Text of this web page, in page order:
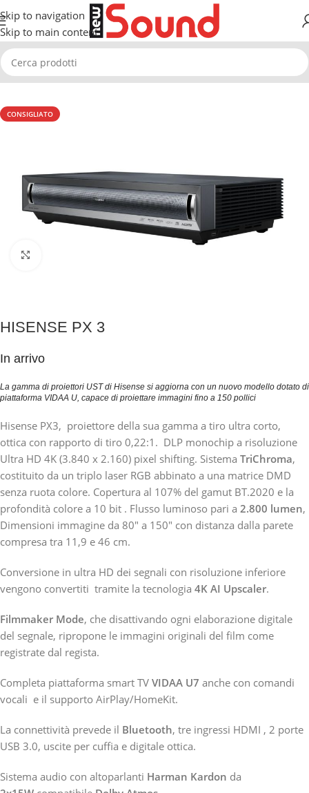
Skip to navigation
Skip to main content
Home Video Proiettori video
CONSIGLIATO
HISENSE PX 3
In arrivo
La gamma di proiettori UST di Hisense si aggiorna con un nuovo modello dotato di
piattaforma VIDAA U, capace di proiettare immagini fino a 150 pollici
Hisense PX3, proiettore della sua gamma a tiro ultra corto,
ottica con rapporto di tiro 0,22:1. DLP monochip a risoluzione
Ultra HD 4K (3.840 x 2.160) pixel shifting. Sistema TriChroma,
costituito da un triplo laser RGB abbinato a una matrice DMD
senza ruota colore. Copertura al 107% del gamut BT.2020 e la
profondità colore a 10 bit . Flusso luminoso pari a 2.800 lumen,
Dimensioni immagine da 80″ a 150″ con distanza dalla parete
compresa tra 11,9 e 46 cm.
Conversione in ultra HD dei segnali con risoluzione inferiore
vengono convertiti tramite la tecnologia 4K AI Upscaler.
Filmmaker Mode, che disattivando ogni elaborazione digitale
del segnale, ripropone le immagini originali del film come
registrate dal regista.
Completa piattaforma smart TV VIDAA U7 anche con comandi
vocali e il supporto AirPlay/HomeKit.
La connettività prevede il Bluetooth, tre ingressi HDMI , 2 porte
USB 3.0, uscite per cuffia e digitale ottica.
Sistema audio con altoparlanti Harman Kardon da